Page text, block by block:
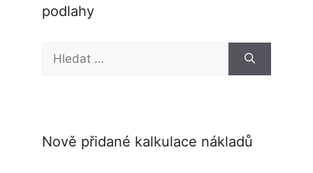
podlahy
Nově přidané kalkulace nákladů